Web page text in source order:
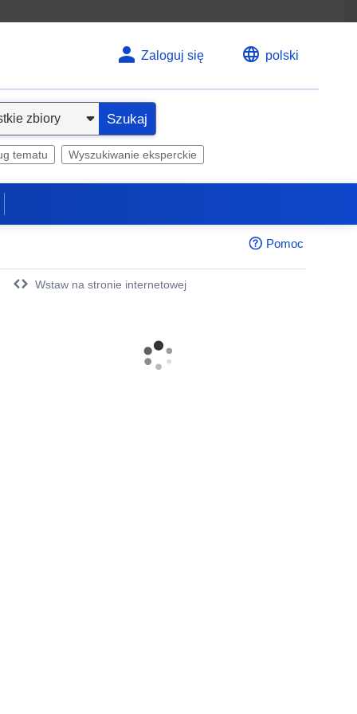
Zaloguj się polski
Szukaj
tematu Wyszukiwanie eksperckie
Pomoc
Wstaw na stronie internetowej